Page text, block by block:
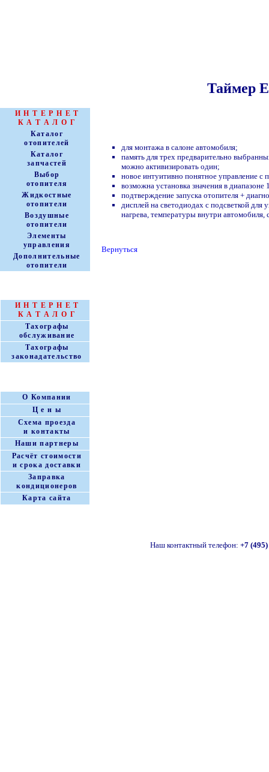
И Н Т Е Р Н Е Т
К А Т А Л О Г
Каталог
отопителей
Каталог
запчастей
Выбор
отопителя
Жидкостные
отопители
Воздушные
отопители
Элементы
управления
Дополнительные
отопители
И Н Т Е Р Н Е Т
К А Т А Л О Г
Тахографы
обслуживание
Тахографы
законадательство
О Компании
Ц е н ы
Схема проезда
и контакты
Наши партнеры
Расчёт стоимости
и срока доставки
Заправка
кондиционеров
Карта сайта
Таймер
для монтажа в салоне автомобиля;
память для трех предварительно
можно активизировать один;
новое интуитивно понятное управление
возможна установка значения в
подтверждение запуска отопителя +
дисплей на светодиодах с подсветкой для
нагрева, температуры внутри автомобиля,
Вернуться
Наш контактный телефон: +7